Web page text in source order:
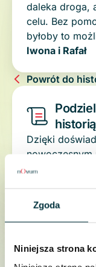
Zgoda
Niniejsza strona
daleka droga,
celu. Bez
byłoby to
Iwona i Rafał
Powrót do
historią
Dzięki
nowoczesnym
uzyskaliśmy
naszych
spełnionym